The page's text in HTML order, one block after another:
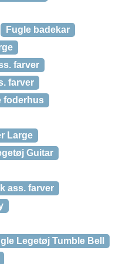
Fugle badekar
farver
farver
foderhus
Large
Guitar
ass. farver
Legetøj Tumble Bell